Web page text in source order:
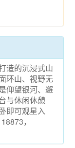
造的沉浸式山
环山、视野无
仰望银河、邂
与休闲休憩
即可观星入
，